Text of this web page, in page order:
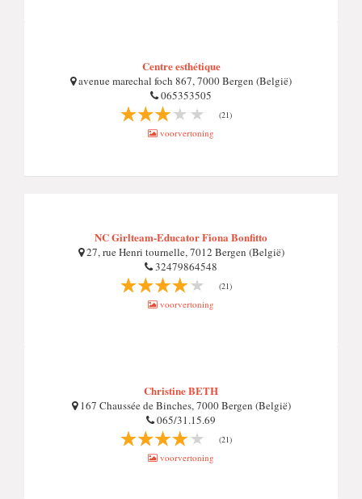
Centre esthétique
avenue marechal foch 867, 7000 Bergen (België)
065353505
(21)
voorvertoning
NC Girlteam-Educator Fiona Bonfitto
27, rue Henri tournelle, 7012 Bergen (België)
32479864548
(21)
voorvertoning
Christine BETH
167 Chaussée de Binches, 7000 Bergen (België)
065/31.15.69
(21)
voorvertoning